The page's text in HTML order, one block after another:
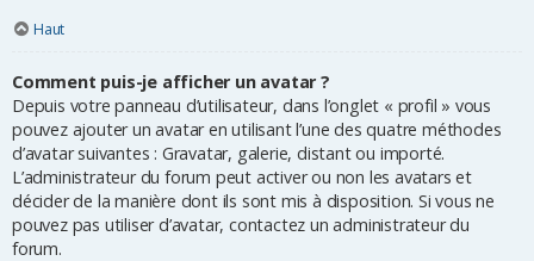
Haut
Comment puis-je afficher un avatar ?
Depuis votre panneau d’utilisateur, dans l’onglet « profil » vous
pouvez ajouter un avatar en utilisant l’une des quatre méthodes
d’avatar suivantes : Gravatar, galerie, distant ou importé.
L’administrateur du forum peut activer ou non les avatars et
décider de la manière dont ils sont mis à disposition. Si vous ne
pouvez pas utiliser d’avatar, contactez un administrateur du
forum.